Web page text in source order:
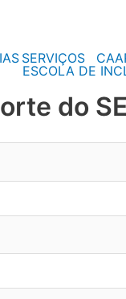
SERVIÇOS
ESCOLA DE
do